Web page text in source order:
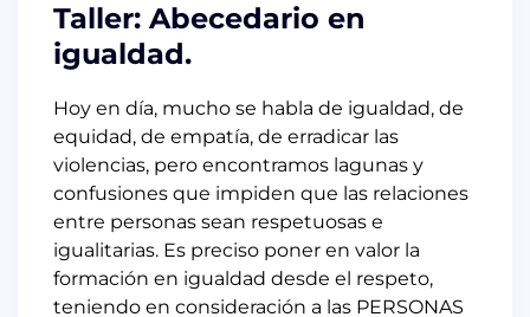
Taller: Abecedario en
igualdad.
Hoy en día, mucho se habla de igualdad, de
equidad, de empatía, de erradicar las
violencias, pero encontramos lagunas y
confusiones que impiden que las relaciones
entre personas sean respetuosas e
igualitarias. Es preciso poner en valor la
formación en igualdad desde el respeto,
teniendo en consideración a las PERSONAS